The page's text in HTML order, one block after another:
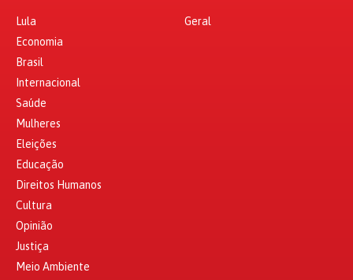
Lula
Economia
Brasil
Internacional
Saúde
Mulheres
Eleições
Educação
Direitos Humanos
Cultura
Opinião
Justiça
Meio Ambiente
Geral